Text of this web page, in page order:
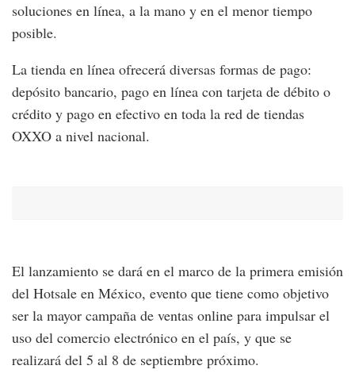
soluciones en línea, a la mano y en el menor tiempo
posible.
La tienda en línea ofrecerá diversas formas de pago:
depósito bancario, pago en línea con tarjeta de débito o
crédito y pago en efectivo en toda la red de tiendas
OXXO a nivel nacional.
El lanzamiento se dará en el marco de la primera emisión
del Hotsale en México, evento que tiene como objetivo
ser la mayor campaña de ventas online para impulsar el
uso del comercio electrónico en el país, y que se
realizará del 5 al 8 de septiembre próximo.